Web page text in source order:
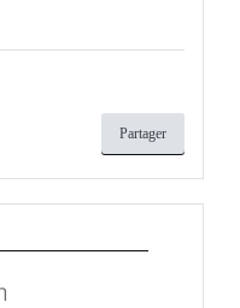
Partager